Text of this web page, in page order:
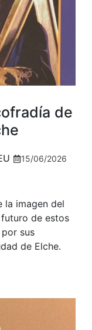
de
15/06/2026
la imagen del
de estos
sus
de Elche.